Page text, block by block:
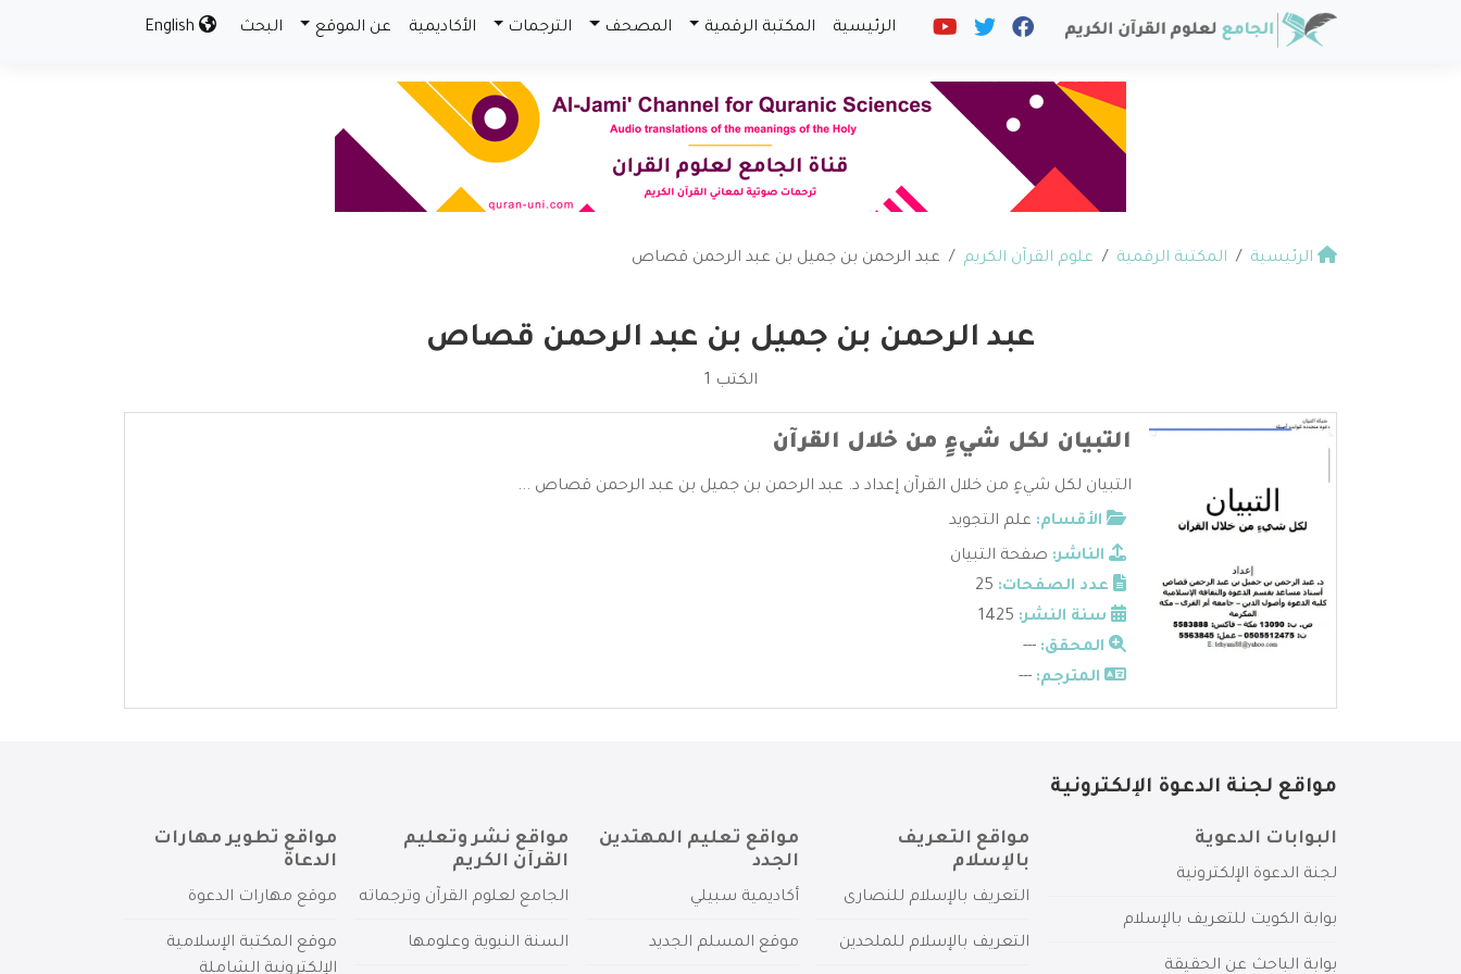
الرئيسية المكتبة الرقمية المصحف الترجمات الأكاديمية عن الموقع البحث
الرئيسية المكتبة الرقمية علوم القرآن الكريم عبد الرحمن بن جميل بن عبد الرحمن قصاص
عبد الرحمن بن جميل بن عبد الرحمن قصاص
الكتب 1
التبيان لكل شيءٍ من خلال القرآن
التبيان لكل شيءٍ من خلال القرآن إعداد د. عبد الرحمن بن جميل بن عبد الرحمن قصاص ...
الأقسام: علم التجويد
الناشر: صفحة التبيان
عدد الصفحات:
سنة النشر:
المحقق: ---
المترجم: ---
مواقع لجنة الدعوة الإلكترونية
البوابات الدعوية
لجنة الدعوة الإلكترونية
بوابة الكويت للتعريف بالإسلام
بوابة الباحث عن الحقيقة
مواقع التعريف
بالإسلام
التعريف بالإسلام للنصارى
التعريف بالإسلام للملحدين
مواقع تعليم المهتدين
الجدد
أكاديمية سبيلي
موقع المسلم الجديد
مواقع نشر وتعليم
القرآن الكريم
الجامع لعلوم القرآن وترجماته
السنة النبوية وعلومها
مواقع تطوير مهارات
الدعاة
موقع مهارات الدعوة
موقع المكتبة الإسلامية
الإلكترونية الشاملة